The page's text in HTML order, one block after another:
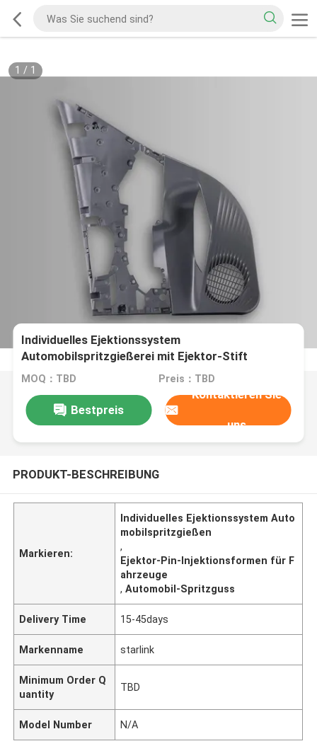
1 / 1
Individuelles Ejektionssystem
Automobilspritzgießerei mit Ejektor-Stift
MOQ：TBD Preis：TBD
Bestpreis
Kontaktieren Sie
uns
PRODUKT-BESCHREIBUNG
Markieren:
Individuelles Ejektionssystem Auto
mobilspritzgießen
,
Ejektor-Pin-Injektionsformen für F
ahrzeuge
,Automobil-Spritzguss
Delivery Time 15-45days
Markenname starlink
Minimum Order Q
uantity
TBD
Model Number N/A